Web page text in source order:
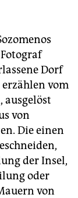
Dorf
erzählen vom
ausgelöst
von
Die einen
der Insel,
oder
von